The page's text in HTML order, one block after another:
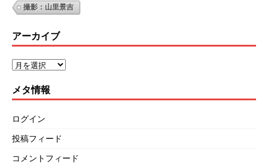
撮影：山里景吉
アーカイブ
メタ情報
ログイン
投稿フィード
コメントフィード